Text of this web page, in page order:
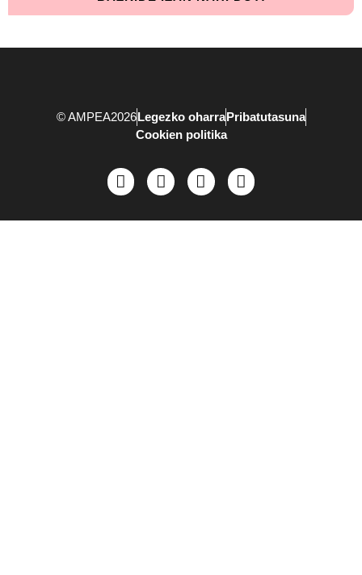
© AMPEA2026 Legezko oharra Pribatutasuna
Cookien politika